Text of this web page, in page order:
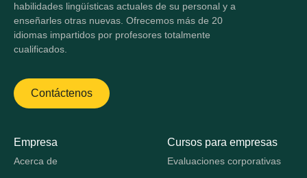
habilidades lingüísticas actuales de su personal y a
enseñarles otras nuevas. Ofrecemos más de 20
idiomas impartidos por profesores totalmente
cualificados.
Contáctenos
Empresa
Acerca de
Cursos para empresas
Evaluaciones corporativas